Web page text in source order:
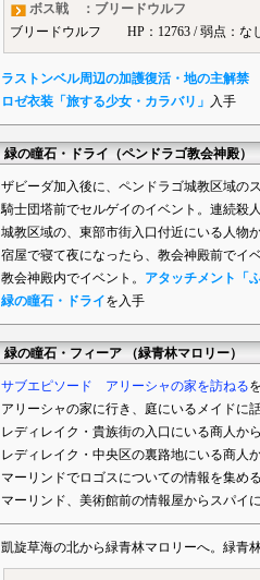
ボス戦 ：ブリードウルフ
ブリードウルフ HP：12763 / 弱点：な
ラストンベル周辺の加護復活・地の主解禁
ロゼ衣装「旅する少女・カラバリ」 入手
緑の瞳石・ドライ（ペンドラゴ教会神殿）
ザビーダ加入後に、ペンドラゴ城教区域の
騎士団塔前でセルゲイのイベント。連続殺
城教区域の、東部市街入口付近にいる人物
宿屋で寝て夜になったら、教会神殿前でイ
教会神殿内でイベント。 アタッチメント「
緑の瞳石・ドライを入手
緑の瞳石・フィーア （緑青林マロリー）
サブエピソード アリーシャの家を訪ねる
アリーシャの家に行き、庭にいるメイドに
レディレイク・貴族街の入口にいる商人か
レディレイク・中央区の裏路地にいる商人
マーリンドでロゴスについての情報を集め
マーリンド、美術館前の情報屋からスパイ
凱旋草海の北から緑青林マロリーへ。緑青